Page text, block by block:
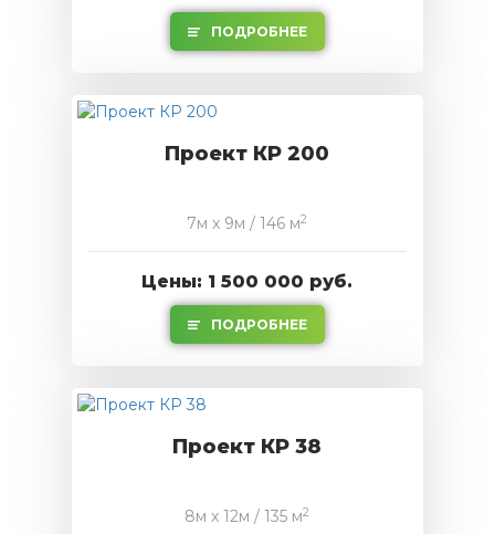
ПОДРОБНЕЕ
Проект КР 200
7м x 9м / 146 м2
Цены: 1 500 000 руб.
ПОДРОБНЕЕ
Проект КР 38
8м x 12м / 135 м2